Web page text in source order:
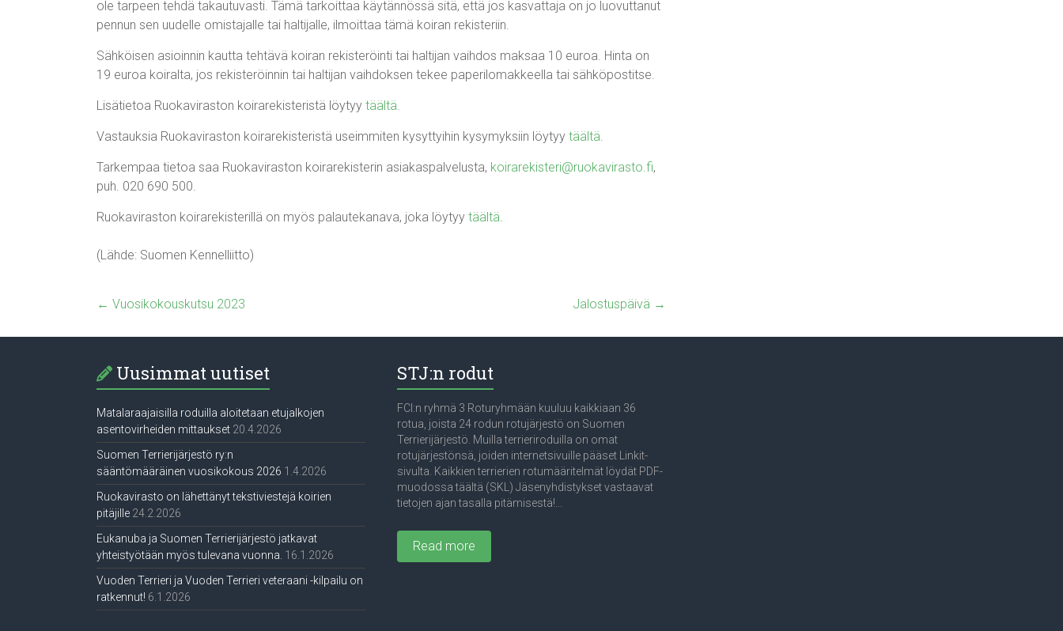
ole tarpeen tehdä takautuvasti. Tämä tarkoittaa käytännössä sitä, että jos kasvattaja on jo luovuttanut
pennun sen uudelle omistajalle tai haltijalle, ilmoittaa tämä koiran rekisteriin.
Sähköisen asioinnin kautta tehtävä koiran rekisteröinti tai haltijan vaihdos maksaa 10 euroa. Hinta on
19 euroa koiralta, jos rekisteröinnin tai haltijan vaihdoksen tekee paperilomakkeella tai sähköpostitse.
Lisätietoa Ruokaviraston koirarekisteristä löytyy täältä.
Vastauksia Ruokaviraston koirarekisteristä useimmiten kysyttyihin kysymyksiin löytyy täältä.
Tarkempaa tietoa saa Ruokaviraston koirarekisterin asiakaspalvelusta, koirarekisteri@ruokavirasto.fi,
puh. 020 690 500.
Ruokaviraston koirarekisterillä on myös palautekanava, joka löytyy täältä.
(Lähde: Suomen Kennelliitto)
← Vuosikokouskutsu 2023 Jalostuspäivä →
Uusimmat uutiset
Matalaraajaisilla roduilla aloitetaan etujalkojen
asentovirheiden mittaukset 20.4.2026
Suomen Terrierijärjestö ry:n
sääntömääräinen vuosikokous 2026 1.4.2026
Ruokavirasto on lähettänyt tekstiviestejä koirien
pitäjille 24.2.2026
Eukanuba ja Suomen Terrierijärjestö jatkavat
yhteistyötään myös tulevana vuonna. 16.1.2026
Vuoden Terrieri ja Vuoden Terrieri veteraani -kilpailu on
ratkennut! 6.1.2026
STJ:n rodut
FCI:n ryhmä 3 Roturyhmään kuuluu kaikkiaan 36
rotua, joista 24 rodun rotujärjestö on Suomen
Terrierijärjestö. Muilla terrieriroduilla on omat
rotujärjestönsä, joiden internetsivuille pääset Linkit-
sivulta. Kaikkien terrierien rotumääritelmät löydät PDF-
muodossa täältä (SKL) Jäsenyhdistykset vastaavat
tietojen ajan tasalla pitämisestä!...
Read more